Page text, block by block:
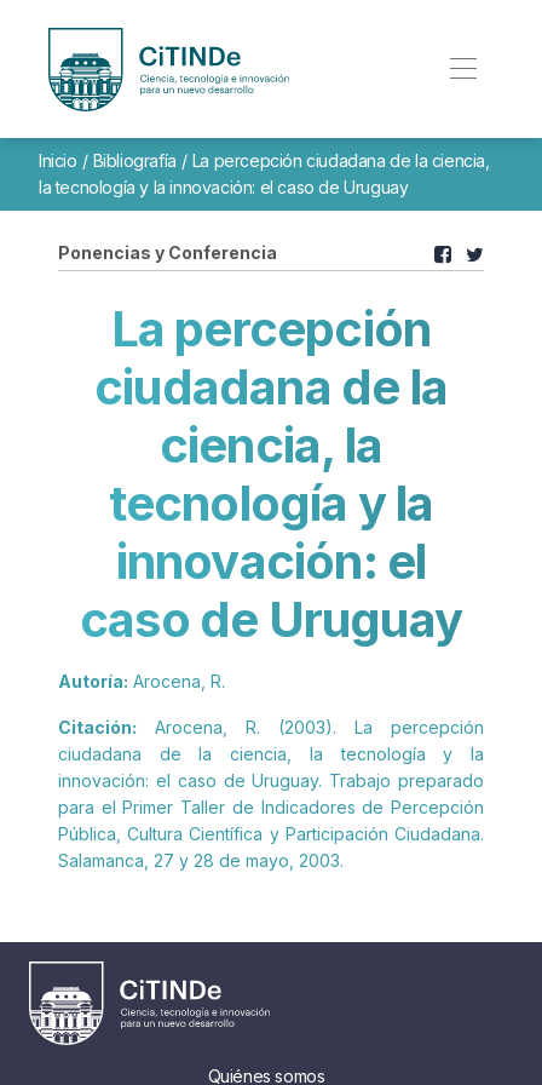
Inicio / Bibliografía / La percepción ciudadana de la ciencia,
la tecnología y la innovación: el caso de Uruguay
Ponencias y Conferencia
La percepción
ciudadana de la
ciencia, la
tecnología y la
innovación: el
caso de Uruguay
Autoría: Arocena, R.
Citación: Arocena, R. (2003). La percepción
ciudadana de la ciencia, la tecnología y la
innovación: el caso de Uruguay. Trabajo preparado
para el Primer Taller de Indicadores de Percepción
Pública, Cultura Científica y Participación Ciudadana.
Salamanca, 27 y 28 de mayo, 2003.
Quiénes somos